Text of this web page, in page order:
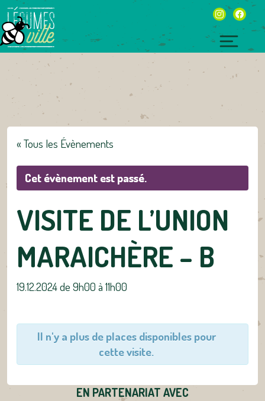
Skip
to
content
instagram
« Tous les Évènements
Cet évènement est passé.
VISITE DE L’UNION
MARAICHÈRE – B
19.12.2024 de 9h00 à 11h00
Il n'y a plus de places disponibles pour
cette visite.
EN PARTENARIAT AVEC